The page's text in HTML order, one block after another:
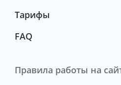
Тарифы
FAQ
Правила работы на